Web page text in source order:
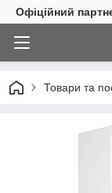
Офіційний
Товари та